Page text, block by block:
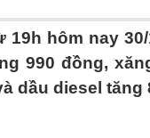
19h hôm nay
990 đồng,
dầu diesel tăng